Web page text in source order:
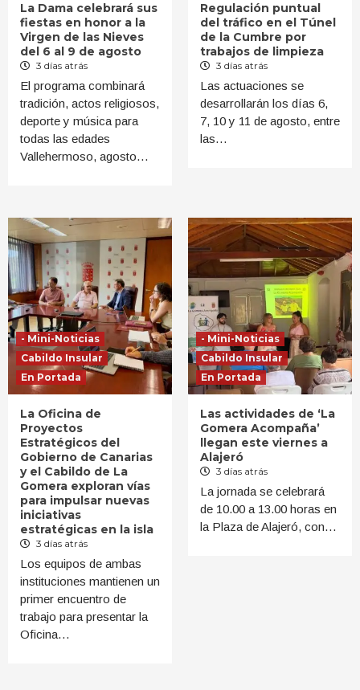
La Dama celebrará sus
fiestas en honor a la
Virgen de las Nieves
del 6 al 9 de agosto
3 días atrás
El programa combinará
tradición, actos religiosos,
deporte y música para
todas las edades
Vallehermoso, agosto…
Regulación puntual
del tráfico en el Túnel
de la Cumbre por
trabajos de limpieza
3 días atrás
Las actuaciones se
desarrollarán los días 6,
7, 10 y 11 de agosto, entre
las…
- Mini-Noticias
Cabildo Insular
En Portada
La Oficina de
Proyectos
Estratégicos del
Gobierno de Canarias
y el Cabildo de La
Gomera exploran vías
para impulsar nuevas
iniciativas
estratégicas en la isla
3 días atrás
Los equipos de ambas
instituciones mantienen un
primer encuentro de
trabajo para presentar la
Oficina…
- Mini-Noticias
Cabildo Insular
En Portada
Las actividades de ‘La
Gomera Acompaña’
llegan este viernes a
Alajeró
3 días atrás
La jornada se celebrará
de 10.00 a 13.00 horas en
la Plaza de Alajeró, con…